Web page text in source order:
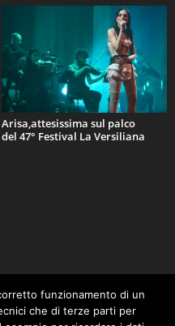
Arisa,attesissima sul palco
del 47° Festival La Versiliana
funzionamento di un
che di terze parti per